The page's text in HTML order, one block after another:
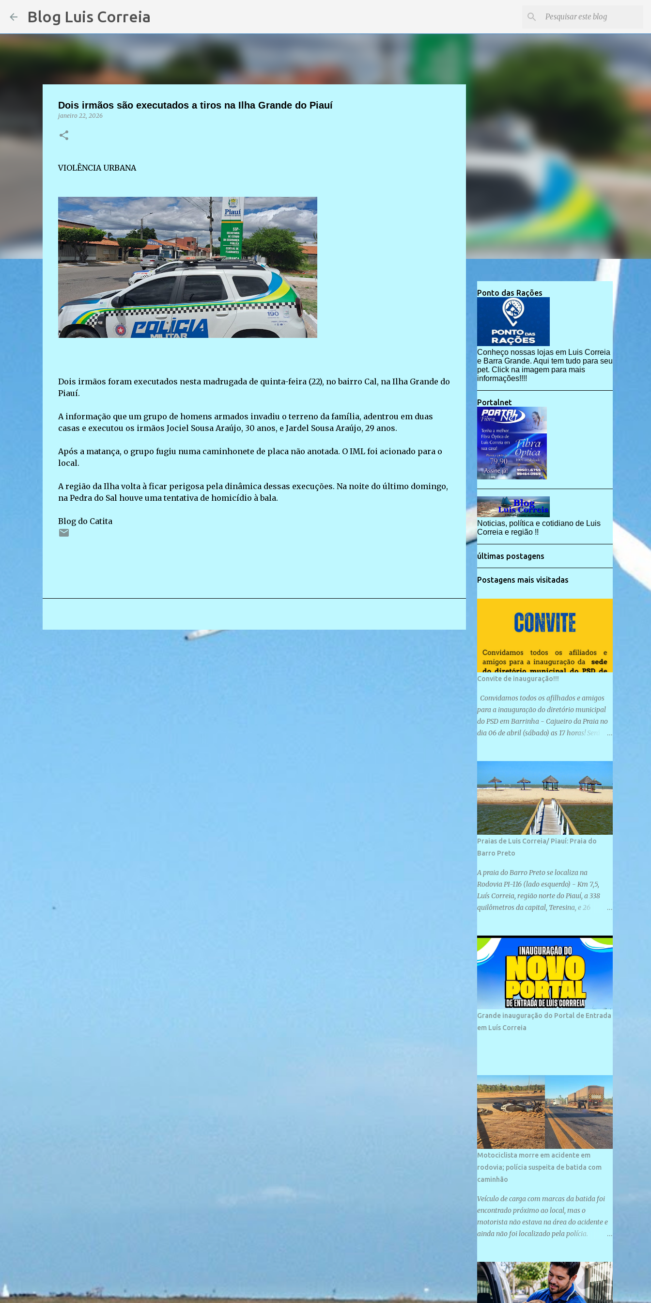
Blog Luis Correia
Dois irmãos são executados a tiros na Ilha Grande do Piauí
janeiro 22, 2026
VIOLÊNCIA URBANA
Dois irmãos foram executados nesta madrugada de quinta-feira (22), no bairro Cal, na Ilha Grande do
Piauí.
A informação que um grupo de homens armados invadiu o terreno da família, adentrou em duas
casas e executou os irmãos Jociel Sousa Araújo, 30 anos, e Jardel Sousa Araújo, 29 anos.
Após a matança, o grupo fugiu numa caminhonete de placa não anotada. O IML foi acionado para o
local.
A região da Ilha volta à ficar perigosa pela dinâmica dessas execuções. Na noite do último domingo,
na Pedra do Sal houve uma tentativa de homicídio à bala.
Blog do Catita
Ponto das Rações
Conheço nossas lojas em Luis Correia
e Barra Grande. Aqui tem tudo para seu
pet. Click na imagem para mais
informações!!!!
Portalnet
Noticias, política e cotidiano de Luis
Correia e região !!
últimas postagens
Postagens mais visitadas
Convite de inauguração!!!
Convidamos todos os afilhados e amigos
para a inauguração do diretório municipal
do PSD em Barrinha - Cajueiro da Praia no
dia 06 de abril (sábado) as 17 horas! Será
localizada na Rua São José, 98 Barrinha -
Cajueiro da Praia.
Praias de Luis Correia/ Piauí: Praia do
Barro Preto
A praia do Barro Preto se localiza na
Rodovia PI-116 (lado esquerdo) - Km 7,5,
Luís Correia, região norte do Piauí, a 338
quilômetros da capital, Teresina, e 26
plana e retilínea na maior parte de sua
extensão, chegando a mais ou menos a 1,5
km de paisagens exuberantes. Possui ondas
suaves devido ao extensivo molhe de pedras
que não chegam a 2 metros de altura, não
apresentando dunas em seu espaço
geográfico. Não se sabe ao certo porque a
praia leva esse nome, e muitas das suas
vizinhos. O bairro onde se localiza a praia é
palco de amplos investimentos e projetos
grandiosos como hotéis, pousadas e
residências de veraneio de grande porte. O
maior empreendimento fixado nessa área é
o SESC Praia, inaugurado em 12 de julho de
1996. Com arquitetura moderna,...
Grande inauguração do Portal de Entrada
em Luís Correia
Motociclista morre em acidente em
rodovia; polícia suspeita de batida com
caminhão
Veículo de carga com marcas da batida foi
encontrado próximo ao local, mas o
motorista não estava na área do acidente e
ainda não foi localizado pela polícia.
Divulgação/PMPI João Pedro de Sousa
Santos morreu na manhã desta sexta-feira
(31) em um acidente na PI-247, na zona